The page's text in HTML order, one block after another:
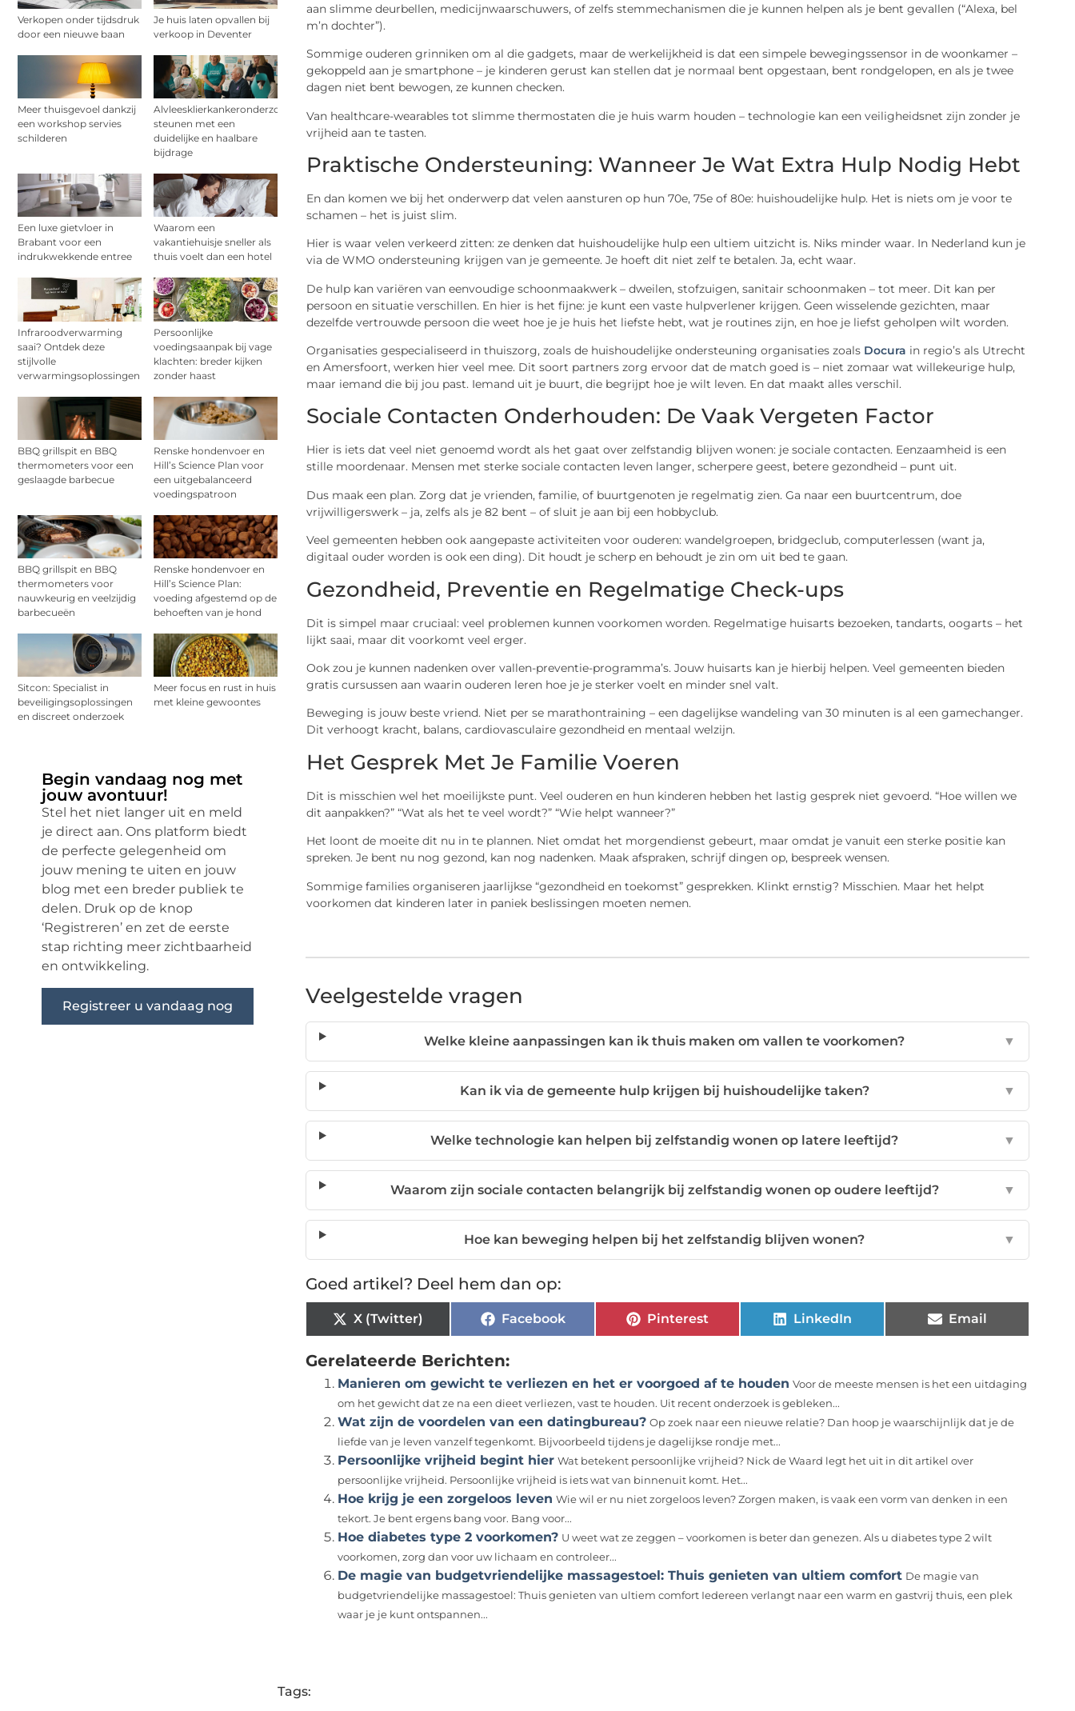
Verkopen onder tijdsdruk
door een nieuwe baan
Je huis laten opvallen bij
verkoop in Deventer
Meer thuisgevoel dankzij
een workshop servies
schilderen
Alvleesklierkankeronderzoek
steunen met een
duidelijke en haalbare
bijdrage
Een luxe gietvloer in
Brabant voor een
indrukwekkende entree
Waarom een
vakantiehuisje sneller als
thuis voelt dan een hotel
Infraroodverwarming
saai? Ontdek deze
stijlvolle
verwarmingsoplossingen
Persoonlijke
voedingsaanpak bij vage
klachten: breder kijken
zonder haast
BBQ grillspit en BBQ
thermometers voor een
geslaagde barbecue
Renske hondenvoer en
Hill’s Science Plan voor
een uitgebalanceerd
voedingspatroon
BBQ grillspit en BBQ
thermometers voor
nauwkeurig en veelzijdig
barbecueën
Renske hondenvoer en
Hill’s Science Plan:
voeding afgestemd op de
behoeften van je hond
Sitcon: Specialist in
beveiligingsoplossingen
en discreet onderzoek
Meer focus en rust in huis
met kleine gewoontes
Begin vandaag nog met
jouw avontuur!
Stel het niet langer uit en meld
je direct aan. Ons platform biedt
de perfecte gelegenheid om
jouw mening te uiten en jouw
blog met een breder publiek te
delen. Druk op de knop
‘Registreren’ en zet de eerste
stap richting meer zichtbaarheid
en ontwikkeling.
Registreer u vandaag nog
aan slimme deurbellen, medicijnwaarschuwers, of zelfs stemmechanismen die je kunnen helpen als je bent gevallen (“Alexa, bel
m’n dochter”).
Sommige ouderen grinniken om al die gadgets, maar de werkelijkheid is dat een simpele bewegingssensor in de woonkamer –
gekoppeld aan je smartphone – je kinderen gerust kan stellen dat je normaal bent opgestaan, bent rondgelopen, en als je twee
dagen niet bent bewogen, ze kunnen checken.
Van healthcare-wearables tot slimme thermostaten die je huis warm houden – technologie kan een veiligheidsnet zijn zonder je
vrijheid aan te tasten.
Praktische Ondersteuning: Wanneer Je Wat Extra Hulp Nodig Hebt
En dan komen we bij het onderwerp dat velen aansturen op hun 70e, 75e of 80e: huishoudelijke hulp. Het is niets om je voor te
schamen – het is juist slim.
Hier is waar velen verkeerd zitten: ze denken dat huishoudelijke hulp een ultiem uitzicht is. Niks minder waar. In Nederland kun je
via de WMO ondersteuning krijgen van je gemeente. Je hoeft dit niet zelf te betalen. Ja, echt waar.
De hulp kan variëren van eenvoudige schoonmaakwerk – dweilen, stofzuigen, sanitair schoonmaken – tot meer. Dit kan per
persoon en situatie verschillen. En hier is het fijne: je kunt een vaste hulpverlener krijgen. Geen wisselende gezichten, maar
dezelfde vertrouwde persoon die weet hoe je je huis het liefste hebt, wat je routines zijn, en hoe je liefst geholpen wilt worden.
Organisaties gespecialiseerd in thuiszorg, zoals de huishoudelijke ondersteuning organisaties zoals Docura in regio’s als Utrecht
en Amersfoort, werken hier veel mee. Dit soort partners zorg ervoor dat de match goed is – niet zomaar wat willekeurige hulp,
maar iemand die bij jou past. Iemand uit je buurt, die begrijpt hoe je wilt leven. En dat maakt alles verschil.
Sociale Contacten Onderhouden: De Vaak Vergeten Factor
Hier is iets dat veel niet genoemd wordt als het gaat over zelfstandig blijven wonen: je sociale contacten. Eenzaamheid is een
stille moordenaar. Mensen met sterke sociale contacten leven langer, scherpere geest, betere gezondheid – punt uit.
Dus maak een plan. Zorg dat je vrienden, familie, of buurtgenoten je regelmatig zien. Ga naar een buurtcentrum, doe
vrijwilligerswerk – ja, zelfs als je 82 bent – of sluit je aan bij een hobbyclub.
Veel gemeenten hebben ook aangepaste activiteiten voor ouderen: wandelgroepen, bridgeclub, computerlessen (want ja,
digitaal ouder worden is ook een ding). Dit houdt je scherp en behoudt je zin om uit bed te gaan.
Gezondheid, Preventie en Regelmatige Check-ups
Dit is simpel maar cruciaal: veel problemen kunnen voorkomen worden. Regelmatige huisarts bezoeken, tandarts, oogarts – het
lijkt saai, maar dit voorkomt veel erger.
Ook zou je kunnen nadenken over vallen-preventie-programma’s. Jouw huisarts kan je hierbij helpen. Veel gemeenten bieden
gratis cursussen aan waarin ouderen leren hoe je je sterker voelt en minder snel valt.
Beweging is jouw beste vriend. Niet per se marathontraining – een dagelijkse wandeling van 30 minuten is al een gamechanger.
Dit verhoogt kracht, balans, cardiovasculaire gezondheid en mentaal welzijn.
Het Gesprek Met Je Familie Voeren
Dit is misschien wel het moeilijkste punt. Veel ouderen en hun kinderen hebben het lastig gesprek niet gevoerd. “Hoe willen we
dit aanpakken?” “Wat als het te veel wordt?” “Wie helpt wanneer?”
Het loont de moeite dit nu in te plannen. Niet omdat het morgendienst gebeurt, maar omdat je vanuit een sterke positie kan
spreken. Je bent nu nog gezond, kan nog nadenken. Maak afspraken, schrijf dingen op, bespreek wensen.
Sommige families organiseren jaarlijkse “gezondheid en toekomst” gesprekken. Klinkt ernstig? Misschien. Maar het helpt
voorkomen dat kinderen later in paniek beslissingen moeten nemen.
Veelgestelde vragen
Welke kleine aanpassingen kan ik thuis maken om vallen te voorkomen? ▼
Kan ik via de gemeente hulp krijgen bij huishoudelijke taken? ▼
Welke technologie kan helpen bij zelfstandig wonen op latere leeftijd? ▼
Waarom zijn sociale contacten belangrijk bij zelfstandig wonen op oudere leeftijd? ▼
Hoe kan beweging helpen bij het zelfstandig blijven wonen? ▼
Goed artikel? Deel hem dan op:
X (Twitter) Facebook Pinterest LinkedIn Email
Gerelateerde Berichten:
Manieren om gewicht te verliezen en het er voorgoed af te houden Voor de meeste mensen is het een uitdaging
om het gewicht dat ze na een dieet verliezen, vast te houden. Uit recent onderzoek is gebleken...
Wat zijn de voordelen van een datingbureau? Op zoek naar een nieuwe relatie? Dan hoop je waarschijnlijk dat je de
liefde van je leven vanzelf tegenkomt. Bijvoorbeeld tijdens je dagelijkse rondje met...
Persoonlijke vrijheid begint hier Wat betekent persoonlijke vrijheid? Nick de Waard legt het uit in dit artikel over
persoonlijke vrijheid. Persoonlijke vrijheid is iets wat van binnenuit komt. Het...
Hoe krijg je een zorgeloos leven Wie wil er nu niet zorgeloos leven? Zorgen maken, is vaak een vorm van denken in een
tekort. Je bent ergens bang voor. Bang voor...
Hoe diabetes type 2 voorkomen? U weet wat ze zeggen – voorkomen is beter dan genezen. Als u diabetes type 2 wilt
voorkomen, zorg dan voor uw lichaam en controleer...
De magie van budgetvriendelijke massagestoel: Thuis genieten van ultiem comfort De magie van
budgetvriendelijke massagestoel: Thuis genieten van ultiem comfort Iedereen verlangt naar een warm en gastvrij thuis, een plek
waar je je kunt ontspannen...
Tags: